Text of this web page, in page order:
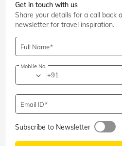
Get in touch with us
Share your details for a call back
newsletter for travel inspiration.
Full Name
Mobile No.
+91
Email ID
Subscribe to Newsletter